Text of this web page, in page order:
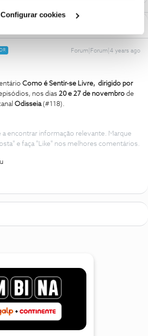
Configurar cookies
Forum|Forum|4 years ago
Como é Sentir-se Livre, dirigido por
nos dias 20 e 27 de novembro de
Odisseia(#118).
a encontrar informação relevante. Marque
e faça "Like" nos melhores comentários.